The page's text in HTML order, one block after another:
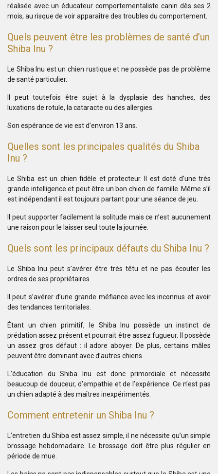
réalisée avec un éducateur comportementaliste canin dès ses 2
mois, au risque de voir apparaître des troubles du comportement.
Quels peuvent être les problèmes de santé d’un
Shiba Inu ?
Le Shiba Inu est un chien rustique et ne possède pas de problème
de santé particulier.
Il peut toutefois être sujet à la dysplasie des hanches, des
luxations de rotule, la cataracte ou des allergies.
Son espérance de vie est d’environ 13 ans.
Quelles sont les principales qualités du Shiba
Inu ?
Le Shiba est un chien fidèle et protecteur. Il est doté d’une très
grande intelligence et peut être un bon chien de famille. Même s’il
est indépendant il est toujours partant pour une séance de jeu.
Il peut supporter facilement la solitude mais ce n’est aucunement
une raison pour le laisser seul toute la journée.
Quels sont les principaux défauts du Shiba Inu ?
Le Shiba Inu peut s’avérer être très têtu et ne pas écouter les
ordres de ses propriétaires.
Il peut s’avérer d’une grande méfiance avec les inconnus et avoir
des tendances territoriales.
Étant un chien primitif, le Shiba Inu possède un instinct de
prédation assez présent et pourrait être assez fugueur. Il possède
un assez gros défaut : il adore aboyer. De plus, certains mâles
peuvent être dominant avec d’autres chiens.
L’éducation du Shiba Inu est donc primordiale et nécessite
beaucoup de douceur, d’empathie et de l’expérience. Ce n’est pas
un chien adapté à des maîtres inexpérimentés.
Comment entretenir un Shiba Inu ?
L’entretien du Shiba est assez simple, il ne nécessite qu’un simple
brossage hebdomadaire. Le brossage doit être plus régulier en
période de mue.